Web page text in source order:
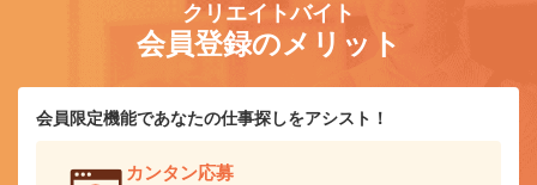
クリエイトバイト
会員登録のメリット
会員限定機能であなたの仕事探しをアシスト！
カンタン応募